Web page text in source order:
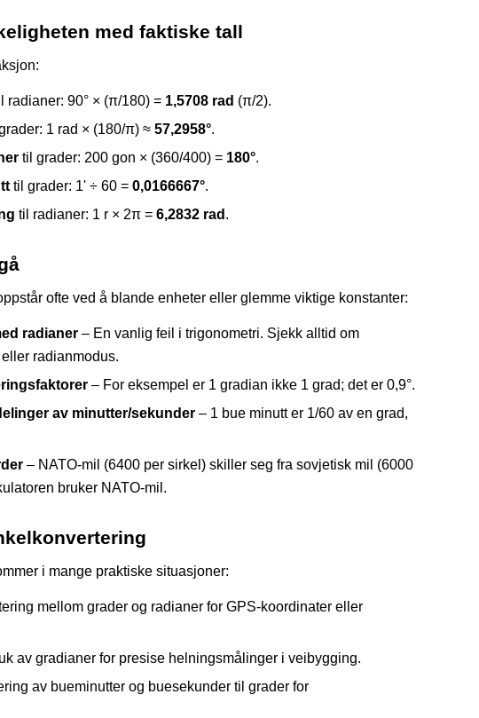
med faktiske tall
radianer: 90° × (π/180) = 1,5708 rad (π/2).
1 rad × (180/π) ≈ 57,2958°.
til grader: 200 gon × (360/400) = 180°.
til grader: 1' ÷ 60 = 0,0166667°.
til radianer: 1 r × 2π = 6,2832 rad .
ofte ved å blande enheter eller glemme viktige konstanter:
radianer – En vanlig feil i trigonometri. Sjekk alltid om
radianmodus.
– For eksempel er 1 gradian ikke 1 grad; det er 0,9°.
av minutter/sekunder – 1 bue minutt er 1/60 av en grad,
– NATO-mil (6400 per sirkel) skiller seg fra sovjetisk mil (6000
bruker NATO-mil.
i mange praktiske situasjoner:
mellom grader og radianer for GPS-koordinater eller
av gradianer for presise helningsmålinger i veibygging.
av bueminutter og buesekunder til grader for